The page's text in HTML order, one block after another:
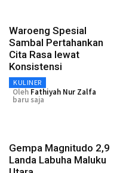
Waroeng Spesial
Sambal Pertahankan
Cita Rasa lewat
Konsistensi
KULINER
Oleh Fathiyah Nur Zalfa
baru saja
Gempa Magnitudo 2,9
Landa Labuha Maluku